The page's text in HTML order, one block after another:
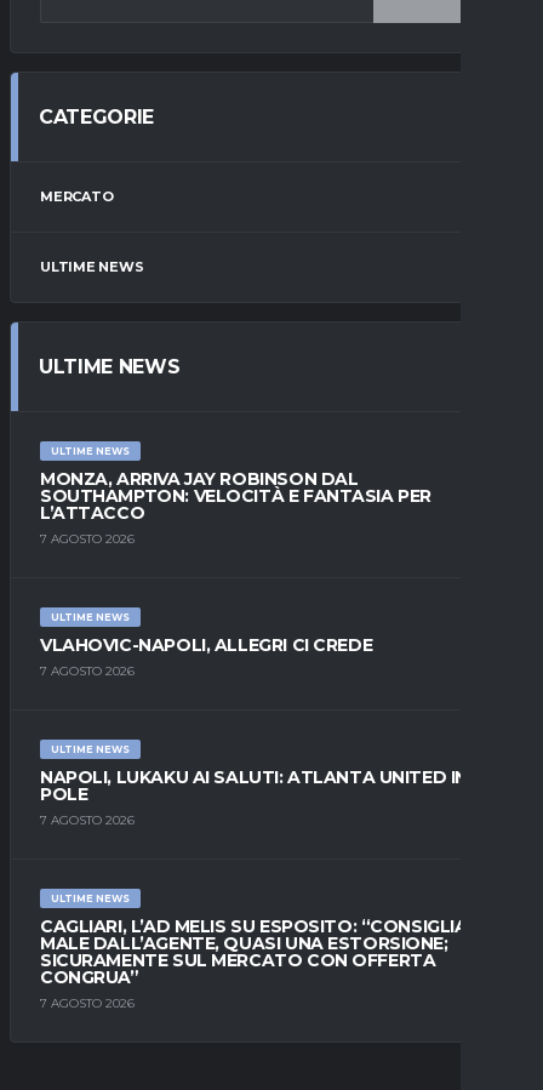
CATEGORIE
MERCATO
ULTIME NEWS
ULTIME NEWS
ULTIME NEWS
MONZA, ARRIVA JAY ROBINSON DAL
SOUTHAMPTON: VELOCITÀ E FANTASIA PER
L’ATTACCO
7 AGOSTO 2026
ULTIME NEWS
VLAHOVIC-NAPOLI, ALLEGRI CI CREDE
7 AGOSTO 2026
ULTIME NEWS
NAPOLI, LUKAKU AI SALUTI: ATLANTA UNITED IN
POLE
7 AGOSTO 2026
ULTIME NEWS
CAGLIARI, L’AD MELIS SU ESPOSITO: “CONSIGLIATO
MALE DALL’AGENTE, QUASI UNA ESTORSIONE;
SICURAMENTE SUL MERCATO CON OFFERTA
CONGRUA”
7 AGOSTO 2026